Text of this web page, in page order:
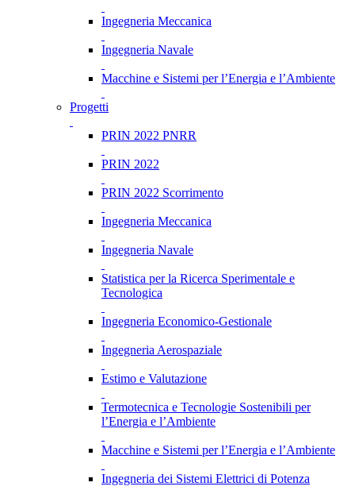
Ingegneria Meccanica
Ingegneria Navale
Macchine e Sistemi per l’Energia e l’Ambiente
Progetti
PRIN 2022 PNRR
PRIN 2022
PRIN 2022 Scorrimento
Ingegneria Meccanica
Ingegneria Navale
Statistica per la Ricerca Sperimentale e
Tecnologica
Ingegneria Economico-Gestionale
Ingegneria Aerospaziale
Estimo e Valutazione
Termotecnica e Tecnologie Sostenibili per
l’Energia e l’Ambiente
Macchine e Sistemi per l’Energia e l’Ambiente
Ingegneria dei Sistemi Elettrici di Potenza